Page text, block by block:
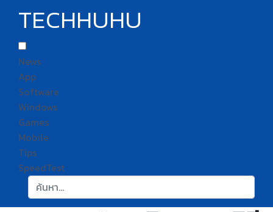
TECHHUHU
News
App
Software
Windows
Games
Mobile
Tips
SpeedTest
ค้นหา: